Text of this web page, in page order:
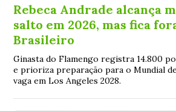
Rebeca Andrade alcança
salto em 2026, mas fica
Brasileiro
Ginasta do Flamengo registra 14.800
e prioriza preparação para o Mundial
vaga em Los Angeles 2028.